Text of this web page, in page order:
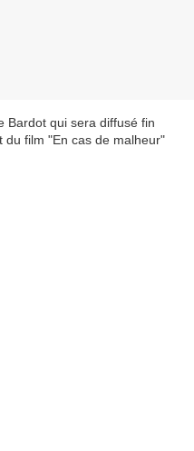
Bardot qui sera diffusé fin
du film "En cas de malheur"